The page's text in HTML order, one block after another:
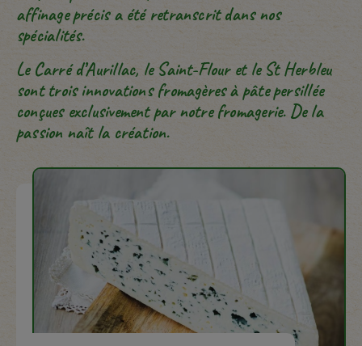
affinage précis a été retranscrit dans nos
spécialités.
Le Carré d’Aurillac, le Saint-Flour et le St Herbleu
sont trois innovations fromagères à pâte persillée
conçues exclusivement par notre fromagerie. De la
passion naît la création.